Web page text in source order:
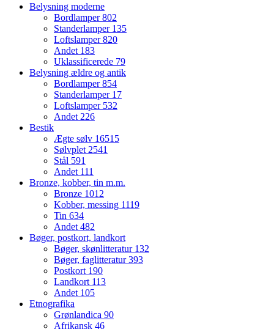
Belysning moderne
Bordlamper802
Standerlamper 135
Loftslamper820
Andet 183
Uklassificerede 79
Belysning ældre og antik
Bordlamper854
Standerlamper 17
Loftslamper 532
Andet 226
Bestik
Ægte sølv 16515
Sølvplet 2541
Stål 591
Andet 111
Bronze, kobber, tin m.m.
Bronze 1012
Kobber, messing 1119
Tin 634
Andet 482
Bøger, postkort, landkort
Bøger, skønlitteratur 132
Bøger, faglitteratur393
Postkort 190
Landkort 113
Andet 105
Etnografika
Grønlandica 90
Afrikansk 46